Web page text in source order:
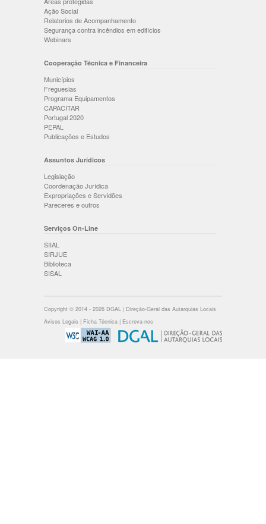
Ação Social
Relatorios de Acompanhamento
Segurança contra incêndios em edifícios
Webinars
Cooperação Técnica e Financeira
Municípios
Freguesias
Programa Equipamentos
CAPACITAR
Portugal 2020
PEPAL
Publicações e Estudos
Assuntos Jurídicos
Legislação
Coordenação Jurídica
Expropriações e Servidões
Pareceres e outros
Serviços On-Line
SIIAL
SIRJUE
Biblioteca
SISAL
Copyright © 2014 - 2026 DGAL | Direção-Geral das Autarquias Locais
Avisos Legais | Ficha Técnica | Escreva-nos